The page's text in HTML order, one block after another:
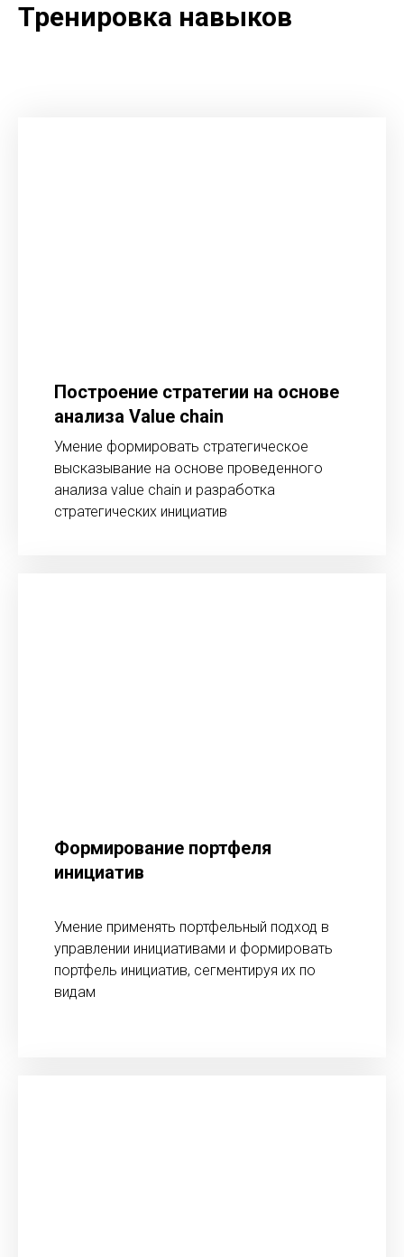
Тренировка навыков
Построение стратегии на основе
анализа Value chain
Умение формировать стратегическое
высказывание на основе проведенного
анализа value chain и разработка
стратегических инициатив
Формирование портфеля
инициатив
Умение применять портфельный подход в
управлении инициативами и формировать
портфель инициатив, сегментируя их по
видам